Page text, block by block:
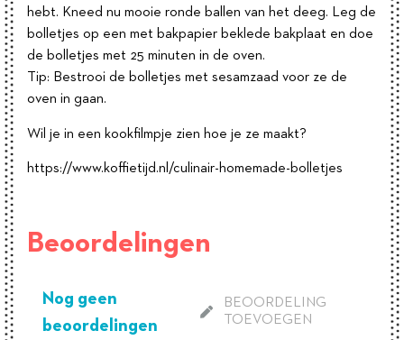
hebt. Kneed nu mooie ronde ballen van het deeg. Leg de
bolletjes op een met bakpapier beklede bakplaat en doe
de bolletjes met 25 minuten in de oven.
Tip: Bestrooi de bolletjes met sesamzaad voor ze de
oven in gaan.
Wil je in een kookfilmpje zien hoe je ze maakt?
https://www.koffietijd.nl/culinair-homemade-bolletjes
Beoordelingen
Nog geen
beoordelingen
BEOORDELING
TOEVOEGEN